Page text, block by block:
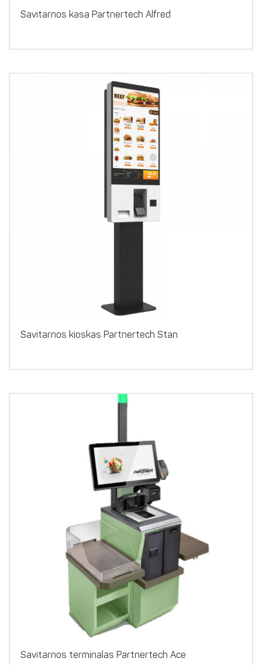
Savitarnos kasa Partnertech Alfred
Savitarnos kioskas Partnertech Stan
Savitarnos terminalas Partnertech Ace